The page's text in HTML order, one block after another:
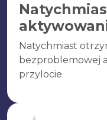
Natychmiast
bezproblemowej
przylocie.